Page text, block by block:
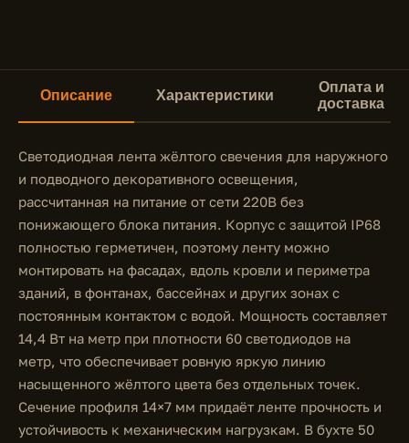
Описание Характеристики
Оплата и
доставка
Светодиодная лента жёлтого свечения для наружного
и подводного декоративного освещения,
рассчитанная на питание от сети 220В без
понижающего блока питания. Корпус с защитой IP68
полностью герметичен, поэтому ленту можно
монтировать на фасадах, вдоль кровли и периметра
зданий, в фонтанах, бассейнах и других зонах с
постоянным контактом с водой. Мощность составляет
14,4 Вт на метр при плотности 60 светодиодов на
метр, что обеспечивает ровную яркую линию
насыщенного жёлтого цвета без отдельных точек.
Сечение профиля 14×7 мм придаёт ленте прочность и
устойчивость к механическим нагрузкам. В бухте 50